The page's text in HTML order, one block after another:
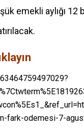
emekli aylığı
fark-odemesi-7-